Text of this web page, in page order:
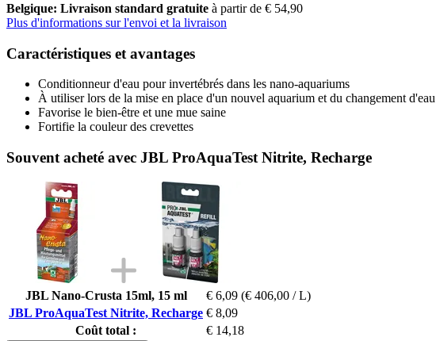
Belgique: Livraison standard gratuite à partir de € 54,90
Plus d'informations sur l'envoi et la livraison
Caractéristiques et avantages
Conditionneur d'eau pour invertébrés dans les nano-aquariums
À utiliser lors de la mise en place d'un nouvel aquarium et du changement d'eau
Favorise le bien-être et une mue saine
Fortifie la couleur des crevettes
Souvent acheté avec JBL ProAquaTest Nitrite, Recharge
JBL Nano-Crusta 15ml, 15 ml € 6,09 (€ 406,00 / L)
JBL ProAquaTest Nitrite, Recharge € 8,09
Coût total :
€ 14,18